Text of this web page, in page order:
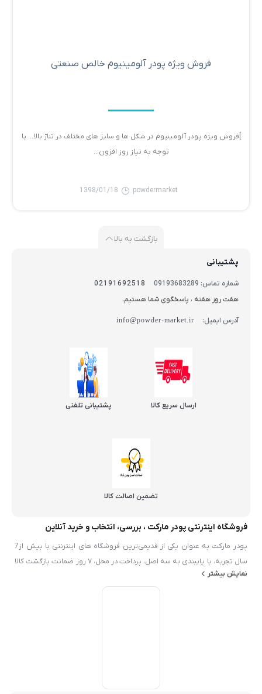
فروش ویژه پودر آلومینیوم خالص صنعتی
]فروش ویژه پودر آلومینیوم در شکل ها و سایز های مختلف در تناژ بالا... با
توجه به نیاز روز افزون...
powdermarket
1398/01/18
بازگشت به بالا
پشتیبانی
شماره تماس: 09193683289
02191692518
هفت روز هفته ، پاسخگوی شما هستیم.
آدرس ایمیل: info@powder-market.ir
ارسال سریع کالا پشتیبانی تلفنی
تضمین اصالت کالا
فروشگاه اینترنتی پودر مارکت ، بررسی، انتخاب و خرید آنلاین
پودر مارکت به عنوان یکی از قدیمی‌ترین فروشگاه های اینترنتی با بیش از7
سال تجربه، با پایبندی به سه اصل، پرداخت در محل، ۷ روز ضمانت بازگشت کالا
و تضمین اصل‌بودن کالا موفق شده تا همگام با فروشگاه‌های معتبر ايران، به
بزرگ‌ترین فروشگاه اینترنتی ایران تبدیل شود. به محض ورود به سایت پودر
نمایش بیشتر